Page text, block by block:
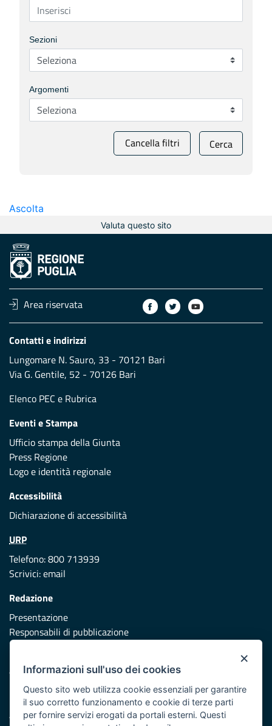
Sezioni
Argomenti
Cancella filtri Cerca
Ascolta
Valuta questo sito
Area riservata
Contatti e indirizzi
Lungomare N. Sauro, 33 - 70121 Bari
Via G. Gentile, 52 - 70126 Bari
Elenco PEC e Rubrica
Eventi e Stampa
Ufficio stampa della Giunta
Press Regione
Logo e identità regionale
Accessibilità
Dichiarazione di accessibilità
URP
Telefono: 800 713939
Scrivici:email
Redazione
Presentazione
Responsabili di pubblicazione
Vai al sito di Protezione Civile Puglia
Iniziativa finanziata con risorse del POR Puglia 2014/2020 -
Asse XI
×
Informazioni sull'uso dei cookies
Questo sito web utilizza cookie essenziali per garantire
il suo corretto funzionamento e cookie di terze parti
per fornire servizi erogati da portali esterni. Questi